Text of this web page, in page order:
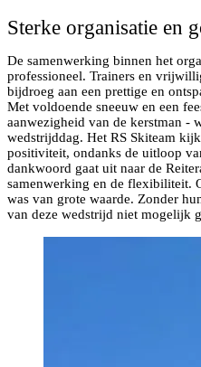
Sterke organisatie en
De samenwerking binnen het
professioneel. Trainers en
bijdroeg aan een prettige en
Met voldoende sneeuw en een
aanwezigheid van de kerstman -
wedstrijddag. Het RS Skiteam
positiviteit, ondanks de uitloop
dankwoord gaat uit naar de
samenwerking en de flexibiliteit.
was van grote waarde. Zonder
van deze wedstrijd niet mogelijk